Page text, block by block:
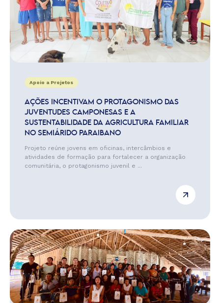
Apoio a Projetos
AÇÕES INCENTIVAM O PROTAGONISMO DAS
JUVENTUDES CAMPONESAS E A
SUSTENTABILIDADE DA AGRICULTURA FAMILIAR
NO SEMIÁRIDO PARAIBANO
Projeto reúne jovens em oficinas, intercâmbios e
atividades de formação para fortalecer a organização
comunitária, o protagonismo juvenil e ...